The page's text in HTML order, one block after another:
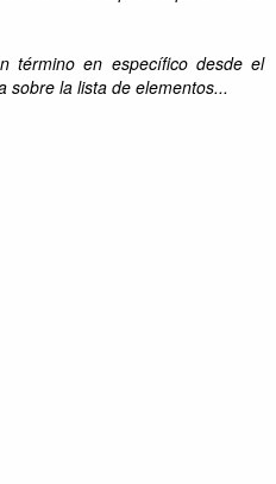
término en específico desde el
sobre la lista de elementos...